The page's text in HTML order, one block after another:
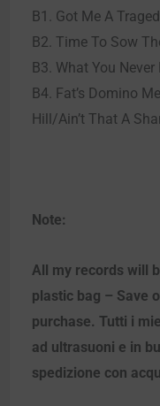
B1. Got Me A
B2. Time To Sow
B3. What You
B4. Fat’s Domino
Hill/Ain’t That A
Note:
All my records will
plastic bag – Save
purchase. Tutti i
ad ultrasuoni e in
spedizione con